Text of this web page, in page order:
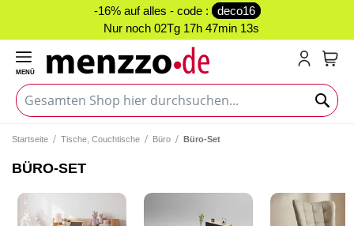
-16% auf alles - code :
deco16
Nur noch 02Tg 17h 47min 13s
MENÜ
Startseite Tische, Couchtische Büro Büro-Set
BÜRO-SET